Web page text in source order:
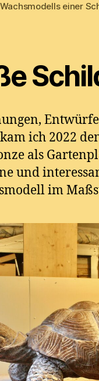
einer
ich 2022
als
und
im